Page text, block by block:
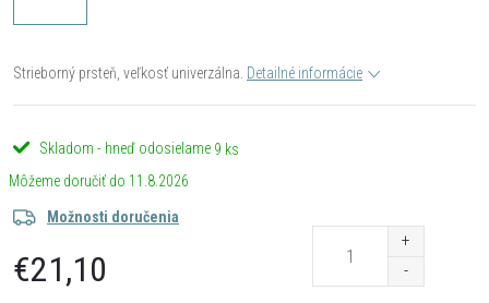
Strieborný prsteň, veľkosť univerzálna. Detailné informácie
Skladom - hneď odosielame 9 ks
11.8.2026
Možnosti doručenia
€21,10